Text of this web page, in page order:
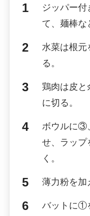
ジッパー
て、麺棒な
水菜は根元
る。
鶏肉は皮と
に切る。
ボウルに③
せ、ラップ
く。
薄力粉を加
バットに①